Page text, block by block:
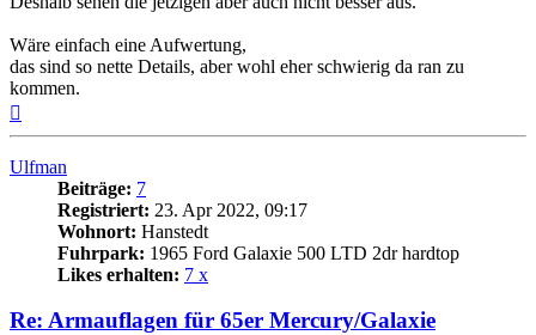
Wäre einfach eine Aufwertung,
das sind so nette Details, aber wohl eher schwierig da ran zu
kommen.
Ulfman
Beiträge: 7
Registriert: 23. Apr 2022, 09:17
Wohnort: Hanstedt
Fuhrpark: 1965 Ford Galaxie 500 LTD 2dr hardtop
Likes erhalten: 7 x
Re: Armauflagen für 65er Mercury/Galaxie